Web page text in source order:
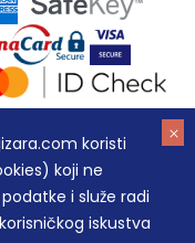
koristi
koji ne
i služe radi
iskustva
DOO BEOGRAD
MB: 20337524